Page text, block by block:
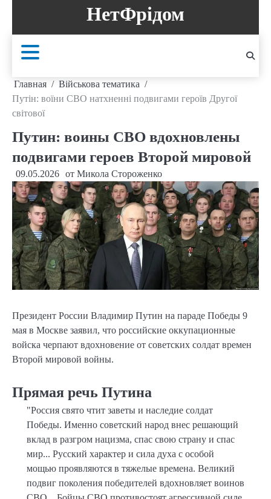
содержанию
НетФрідом
Главная
Військова тематика
Путін: воїни СВО натхненні подвигами героїв Другої
світової
Путин: воины СВО вдохновлены
подвигами героев Второй мировой
09.05.2026 от Микола Стороженко
Президент России Владимир Путин на параде Победы 9
мая в Москве заявил, что российские оккупационные
войска черпают вдохновение от советских солдат времен
Второй мировой войны.
Прямая речь Путина
"Россия свято чтит заветы и наследие солдат
Победы. Именно советский народ внес решающий
вклад в разгром нацизма, спас свою страну и спас
мир... Русский характер и сила духа с особой
мощью проявляются в тяжелые времена. Великий
подвиг поколения победителей вдохновляет воинов